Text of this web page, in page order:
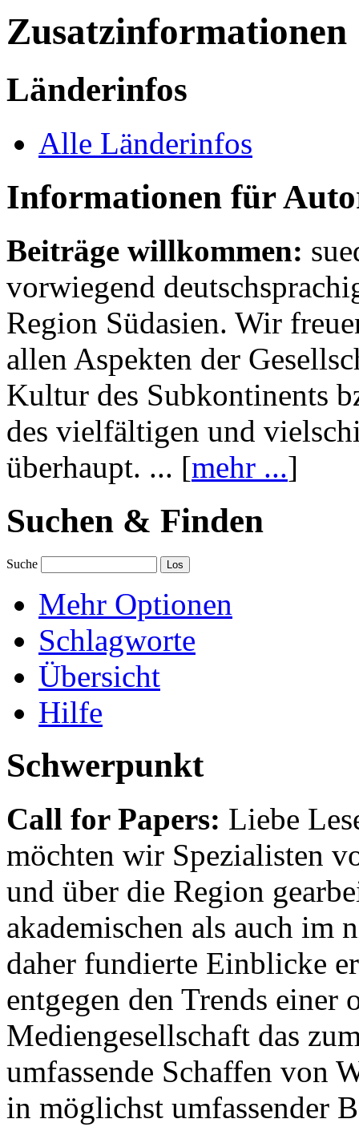
Zusatzinformationen
Länderinfos
Alle Länderinfos
Informationen für
Beiträge willkommen:
vorwiegend
Region Südasien. Wir
allen Aspekten der
Kultur des Subkontinents
des vielfältigen und
überhaupt. ... [mehr ...]
Suchen & Finden
Suche
Mehr Optionen
Schlagworte
Übersicht
Hilfe
Schwerpunkt
Call for Papers: Liebe
möchten wir Spezialisten
und über die Region
akademischen als auch im
daher fundierte Einblicke
entgegen den Trends einer
Mediengesellschaft das
umfassende Schaffen von
in möglichst umfassender